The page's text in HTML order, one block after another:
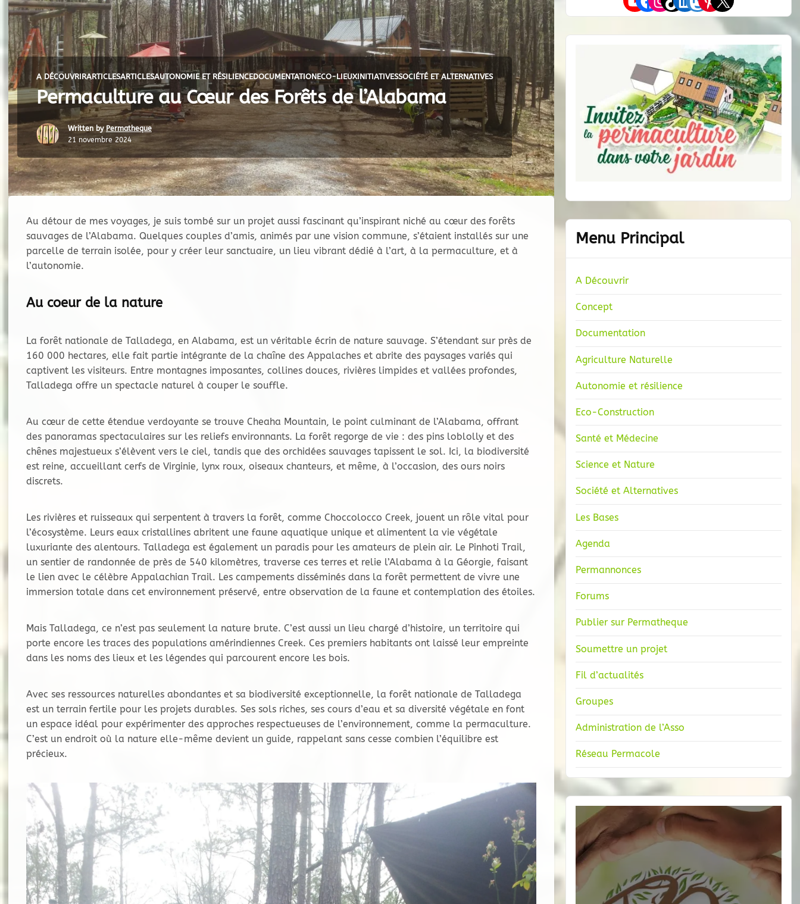
A DÉCOUVRIRARTICLESARTICLESAUTONOMIE ET RÉSILIENCEDOCUMENTATIONECO-LIEUXINITIATIVESSOCIÉTÉ ET ALTERNATIVES
Permaculture au Cœur des Forêts de l’Alabama
Written byPermatheque
21 novembre 2024
Au détour de mes voyages, je suis tombé sur un projet aussi fascinant qu’inspirant niché au cœur des forêts
sauvages de l’Alabama. Quelques couples d’amis, animés par une vision commune, s’étaient installés sur une
parcelle de terrain isolée, pour y créer leur sanctuaire, un lieu vibrant dédié à l’art, à la permaculture, et à
l’autonomie.
Au coeur de la nature
La forêt nationale de Talladega, en Alabama, est un véritable écrin de nature sauvage. S’étendant sur près de
160 000 hectares, elle fait partie intégrante de la chaîne des Appalaches et abrite des paysages variés qui
captivent les visiteurs. Entre montagnes imposantes, collines douces, rivières limpides et vallées profondes,
Talladega offre un spectacle naturel à couper le souffle.
Au cœur de cette étendue verdoyante se trouve Cheaha Mountain, le point culminant de l’Alabama, offrant
des panoramas spectaculaires sur les reliefs environnants. La forêt regorge de vie : des pins loblolly et des
chênes majestueux s’élèvent vers le ciel, tandis que des orchidées sauvages tapissent le sol. Ici, la biodiversité
est reine, accueillant cerfs de Virginie, lynx roux, oiseaux chanteurs, et même, à l’occasion, des ours noirs
discrets.
Les rivières et ruisseaux qui serpentent à travers la forêt, comme Choccolocco Creek, jouent un rôle vital pour
l’écosystème. Leurs eaux cristallines abritent une faune aquatique unique et alimentent la vie végétale
luxuriante des alentours. Talladega est également un paradis pour les amateurs de plein air. Le Pinhoti Trail,
un sentier de randonnée de près de 540 kilomètres, traverse ces terres et relie l’Alabama à la Géorgie, faisant
le lien avec le célèbre Appalachian Trail. Les campements disséminés dans la forêt permettent de vivre une
immersion totale dans cet environnement préservé, entre observation de la faune et contemplation des étoiles.
Mais Talladega, ce n’est pas seulement la nature brute. C’est aussi un lieu chargé d’histoire, un territoire qui
porte encore les traces des populations amérindiennes Creek. Ces premiers habitants ont laissé leur empreinte
dans les noms des lieux et les légendes qui parcourent encore les bois.
Avec ses ressources naturelles abondantes et sa biodiversité exceptionnelle, la forêt nationale de Talladega
est un terrain fertile pour les projets durables. Ses sols riches, ses cours d’eau et sa diversité végétale en font
un espace idéal pour expérimenter des approches respectueuses de l’environnement, comme la permaculture.
C’est un endroit où la nature elle-même devient un guide, rappelant sans cesse combien l’équilibre est
précieux.
Menu Principal
A Découvrir
Concept
Documentation
Agriculture Naturelle
Autonomie et résilience
Eco-Construction
Santé et Médecine
Science et Nature
Société et Alternatives
Les Bases
Agenda
Permannonces
Forums
Publier sur Permatheque
Soumettre un projet
Fil d’actualités
Groupes
Administration de l’Asso
Réseau Permacole